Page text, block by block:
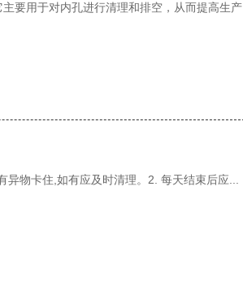
要用于对内孔进行清理和排空，从而提高生产
物卡住,如有应及时清理。2. 每天结束后应...